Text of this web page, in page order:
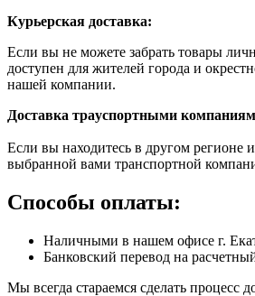
Курьерская доставка:
Если вы не можете забрать товары
доступен для жителей города и
нашей компании.
Доставка траyспортными
Если вы находитесь в другом регионе
выбранной вами транспортной
Способы оплаты:
Наличными в нашем офисе г.
Банковский перевод на
Мы всегда стараемся сделать